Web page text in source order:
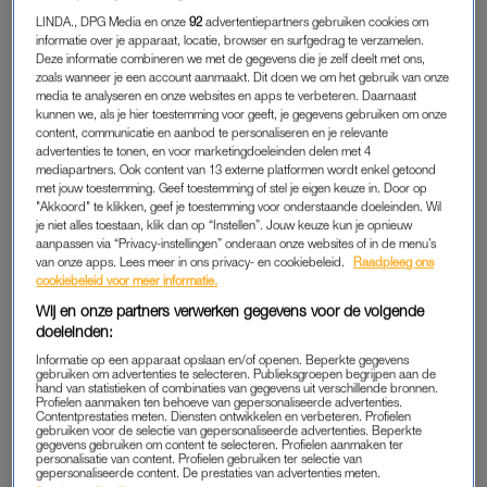
hebben in 2014 namelijk een verbod ingesteld op kanten
onderbroeken. Ja, écht. De wet verbiedt vrouwen synthetisch
kanten ondergoed te dragen. Dit heeft niks met preutsheid te
maken. Dehigher upsmaken zich zorgen om de gezondheid
tussen de benen van dragers.
Kanten ondergoed absorbeert vloeistoffen en afscheiding
namelijk minder goed. De wet verbiedt het dragen van
ondergoed dat ‘de drempel van drie procent vochtopname
niet haalt’, schreefThe Moscow Timestoen het verbod
ingesteld werd. ‘De vochtopname in veel van de populairste
naar verluidt 3 tot 3,6 procent.’
Het verbod heeft in Kazachstan geleid tot ‘Panties for the
president’-demonstraties. Demonstranten waren het niet eens
met het feit dat de overheid bepaalde wat zij wel of niet
mochten dragen. ‘Alsof alle problemen in het land zijn opgelost
en het enige wat nog aangepakt moet worden
LINDA., DPG Media en onze92 advertentiepartners gebruiken cookies om
informatie over je apparaat, locatie, browser en surfgedrag te verzamelen.
Deze informatie combineren we met de gegevens die je zelf deelt met ons,
zoals wanneer je een account aanmaakt. Dit doen we om het gebruik van onze
media te analyseren en onze websites en apps te verbeteren. Daarnaast
kunnen we, als je hier toestemming voor geeft, je gegevens gebruiken om onze
content, communicatie en aanbod te personaliseren en je relevante
advertenties te tonen, en voor marketingdoeleinden delen met 4
mediapartners. Ook content van 13 externe platformen wordt enkel getoond
met jouw toestemming. Geef toestemming of stel je eigen keuze in. Door op
"Akkoord" te klikken, geef je toestemming voor onderstaande doeleinden. Wil
je niet alles toestaan, klik dan op “Instellen”. Jouw keuze kun je opnieuw
aanpassen via “Privacy-instellingen” onderaan onze websites of in de menu’s
van onze apps. Lees meer in ons privacy- en cookiebeleid.
Raadpleeg ons
cookiebeleid voor meer informatie.
Wij en onze partners verwerken gegevens voor de volgende
doeleinden:
Informatie op een apparaat opslaan en/of openen. Beperkte gegevens
gebruiken om advertenties te selecteren. Publieksgroepen begrijpen aan de
hand van statistieken of combinaties van gegevens uit verschillende bronnen.
Profielen aanmaken ten behoeve van gepersonaliseerde advertenties.
Contentprestaties meten. Diensten ontwikkelen en verbeteren. Profielen
gebruiken voor de selectie van gepersonaliseerde advertenties. Beperkte
gegevens gebruiken om content te selecteren. Profielen aanmaken ter
personalisatie van content. Profielen gebruiken ter selectie van
gepersonaliseerde content. De prestaties van advertenties meten.